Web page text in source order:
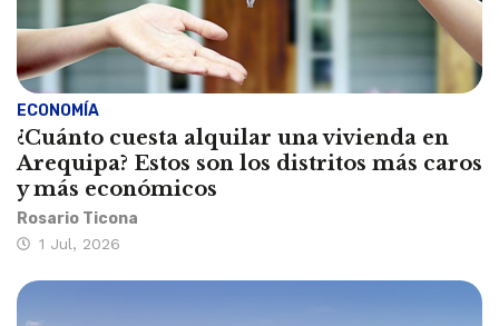
ECONOMÍA
¿Cuánto cuesta alquilar una vivienda en
Arequipa? Estos son los distritos más caros
y más económicos
Rosario Ticona
1 Jul, 2026